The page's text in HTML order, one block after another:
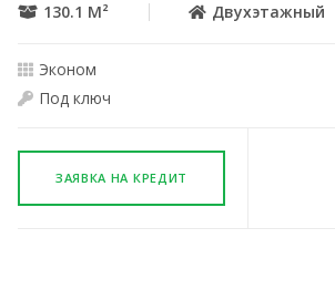
130.1 М² Двухэтажный
Эконом
Под ключ
ЗАЯВКА НА КРЕДИТ